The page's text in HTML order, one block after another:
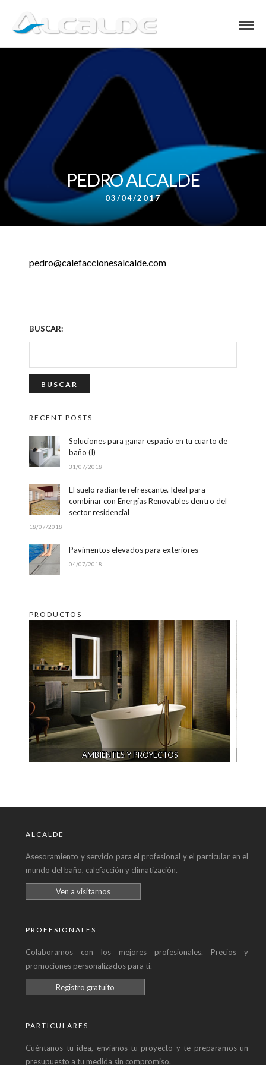
PEDRO ALCALDE
03/04/2017
pedro@calefaccionesalcalde.com
BUSCAR:
RECENT POSTS
Soluciones para ganar espacio en tu cuarto de
baño (I)
31/07/2018
El suelo radiante refrescante. Ideal para
combinar con Energías Renovables dentro del
sector residencial
18/07/2018
Pavimentos elevados para exteriores
04/07/2018
PRODUCTOS
AMBIENTES Y PROYECTOS
ALCALDE
Asesoramiento y servicio para el profesional y el particular en el
mundo del baño, calefacción y climatización.
Ven a visitarnos
PROFESIONALES
Colaboramos con los mejores profesionales. Precios y
promociones personalizados para ti.
Registro gratuito
PARTICULARES
Cuéntanos tu idea, envíanos tu proyecto y te preparamos un
presupuesto a tu medida sin compromiso.